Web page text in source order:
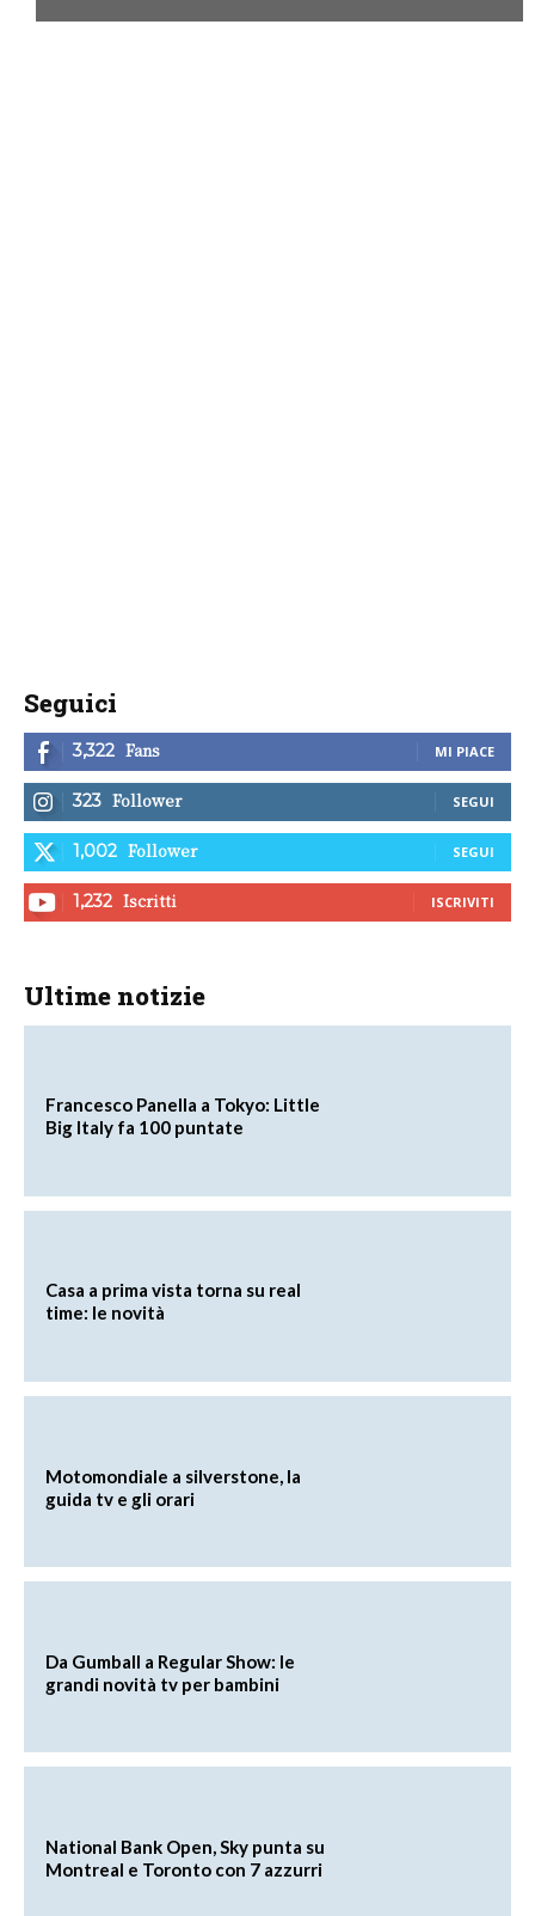
Seguici
3,322 Fans MI PIACE
323 Follower SEGUI
1,002 Follower SEGUI
1,232 Iscritti ISCRIVITI
Ultime notizie
Francesco Panella a Tokyo: Little
Big Italy fa 100 puntate
Casa a prima vista torna su real
time: le novità
Motomondiale a silverstone, la
guida tv e gli orari
Da Gumball a Regular Show: le
grandi novità tv per bambini
National Bank Open, Sky punta su
Montreal e Toronto con 7 azzurri